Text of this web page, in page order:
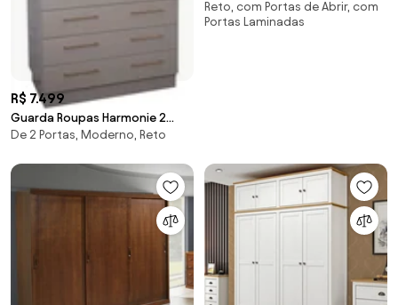
R$ 7.499
Guarda Roupas Harmonie 2
Portas Kleiner Schein -
De 2 Portas, Moderno, Reto
Domus Móveis -
Reto, com Portas de Abrir, com
Portas Laminadas